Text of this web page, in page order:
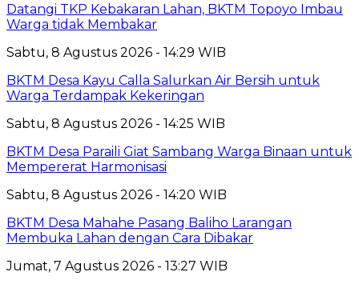
Datangi TKP Kebakaran Lahan, BKTM Topoyo Imbau
Warga tidak Membakar
Sabtu, 8 Agustus 2026 - 14:29 WIB
BKTM Desa Kayu Calla Salurkan Air Bersih untuk
Warga Terdampak Kekeringan
Sabtu, 8 Agustus 2026 - 14:25 WIB
BKTM Desa Paraili Giat Sambang Warga Binaan untuk
Mempererat Harmonisasi
Sabtu, 8 Agustus 2026 - 14:20 WIB
BKTM Desa Mahahe Pasang Baliho Larangan
Membuka Lahan dengan Cara Dibakar
Jumat, 7 Agustus 2026 - 13:27 WIB